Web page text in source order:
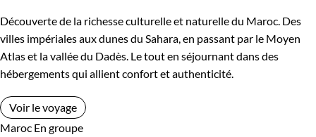
Découverte de la richesse culturelle et naturelle du Maroc. Des
villes impériales aux dunes du Sahara, en passant par le Moyen
Atlas et la vallée du Dadès. Le tout en séjournant dans des
hébergements qui allient confort et authenticité.
Voir le voyage
Maroc En groupe